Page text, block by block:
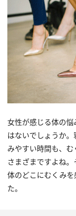
女性が感じる体の
はないでしょうか
みやすい時間も、
さまざまですよね
体のどこにむくみ
た。